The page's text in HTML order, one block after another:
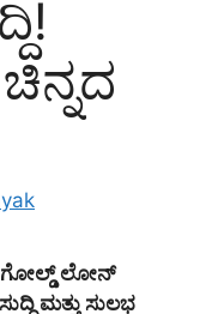
ಗೋಲ್ಡ್ ಲೋನ್
ಮತ್ತು ಸುಲಭ